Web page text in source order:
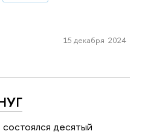
15 декабря 2024
десятый